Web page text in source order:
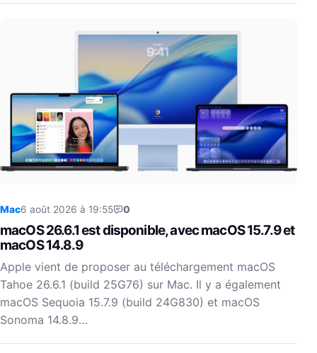
Mac6 août 2026 à 19:55 0
macOS 26.6.1 est disponible, avec macOS 15.7.9 et
macOS 14.8.9
Apple vient de proposer au téléchargement macOS
Tahoe 26.6.1 (build 25G76) sur Mac. Il y a également
macOS Sequoia 15.7.9 (build 24G830) et macOS
Sonoma 14.8.9…